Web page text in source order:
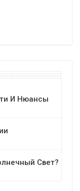
И Нюансы
Свет?